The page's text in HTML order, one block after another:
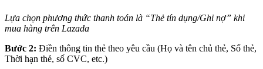
Lựa chọn phương thức thanh toán là “Thẻ tín dụng/Ghi nợ” khi
mua hàng trên Lazada
Bước 2: Điền thông tin thẻ theo yêu cầu (Họ và tên chủ thẻ, Số thẻ,
Thời hạn thẻ, số CVC, etc.)